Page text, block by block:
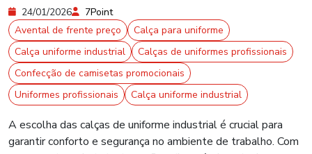
24/01/2026
7Point
Avental de frente preço
Calça para uniforme
Calça uniforme industrial
Calças de uniformes profissionais
Confecção de camisetas promocionais
Uniformes profissionais
Calça uniforme industrial
A escolha das calças de uniforme industrial é crucial para
garantir conforto e segurança no ambiente de trabalho. Com